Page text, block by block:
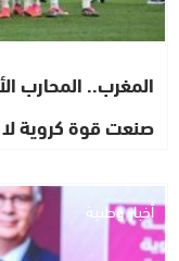
المغرب.. المحارب
صنعت قوة كروية
أخبار وطنية